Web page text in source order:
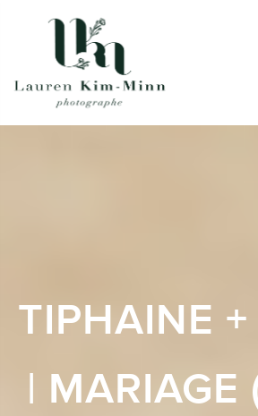
TIPHAINE +
| MARIAGE